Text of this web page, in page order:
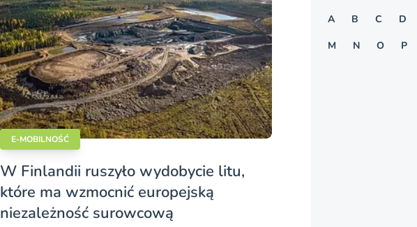
E-MOBILNOŚĆ
W Finlandii ruszyło wydobycie litu,
które ma wzmocnić europejską
niezależność surowcową
A
B C D
M
N O P